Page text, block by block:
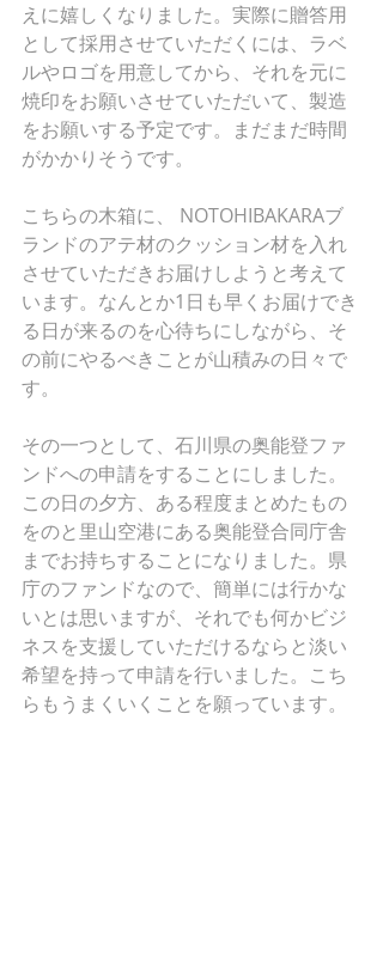
えに嬉しくなりました。実際に贈答用
として採用させていただくには、ラベ
ルやロゴを用意してから、それを元に
焼印をお願いさせていただいて、製造
をお願いする予定です。まだまだ時間
がかかりそうです。
こちらの木箱に、 NOTOHIBAKARAブ
ランドのアテ材のクッション材を入れ
させていただきお届けしようと考えて
います。なんとか1日も早くお届けでき
る日が来るのを心待ちにしながら、そ
の前にやるべきことが山積みの日々で
す。
その一つとして、石川県の奥能登ファ
ンドへの申請をすることにしました。
この日の夕方、ある程度まとめたもの
をのと里山空港にある奥能登合同庁舎
までお持ちすることになりました。県
庁のファンドなので、簡単には行かな
いとは思いますが、それでも何かビジ
ネスを支援していただけるならと淡い
希望を持って申請を行いました。こち
らもうまくいくことを願っています。